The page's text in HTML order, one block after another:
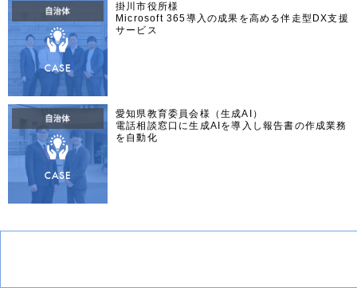
掛川市役所様
Microsoft 365導入の成果を高める伴走型DX支援
サービス
愛知県教育委員会様（生成AI）
電話相談窓口に生成AIを導入し報告書の作成業務
を自動化